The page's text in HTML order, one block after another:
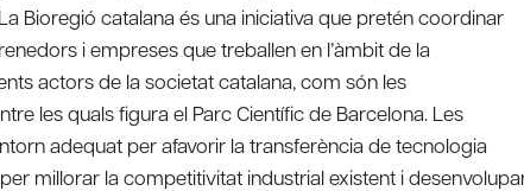
La Bioregió catalana és una iniciativa que pretén coordinar
i empreses que treballen en l’àmbit de la
actors de la societat catalana, com són les
les quals figura el Parc Científic de Barcelona. Les
adequat per afavorir la transferència de tecnologia
millorar la competitivitat industrial existent i